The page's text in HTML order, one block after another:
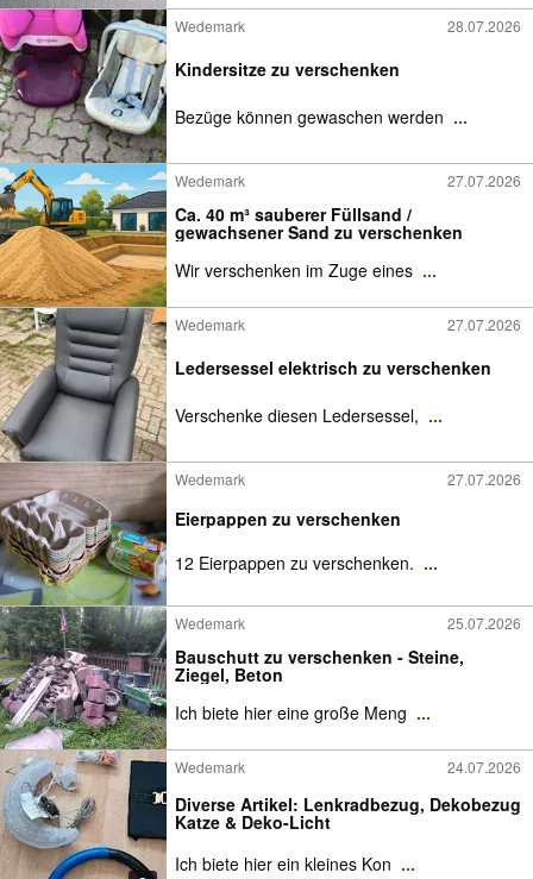
Wedemark 28.07.2026
Kindersitze zu verschenken
Bezüge können gewaschen werden ...
Wedemark 27.07.2026
Ca. 40 m³ sauberer Füllsand /
gewachsener Sand zu verschenken
Wir verschenken im Zuge eines ...
Wedemark 27.07.2026
Ledersessel elektrisch zu verschenken
Verschenke diesen Ledersessel, ...
Wedemark 27.07.2026
Eierpappen zu verschenken
12 Eierpappen zu verschenken. ...
Wedemark 25.07.2026
Bauschutt zu verschenken - Steine,
Ziegel, Beton
Ich biete hier eine große Meng ...
Wedemark 24.07.2026
Diverse Artikel: Lenkradbezug, Dekobezug
Katze & Deko-Licht
Ich biete hier ein kleines Kon ...